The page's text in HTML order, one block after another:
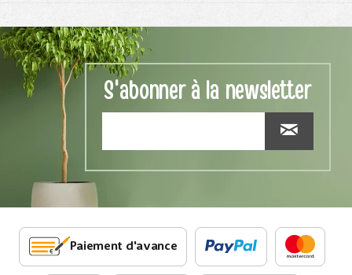
S'abonner à la newsletter
Paiement d'avance